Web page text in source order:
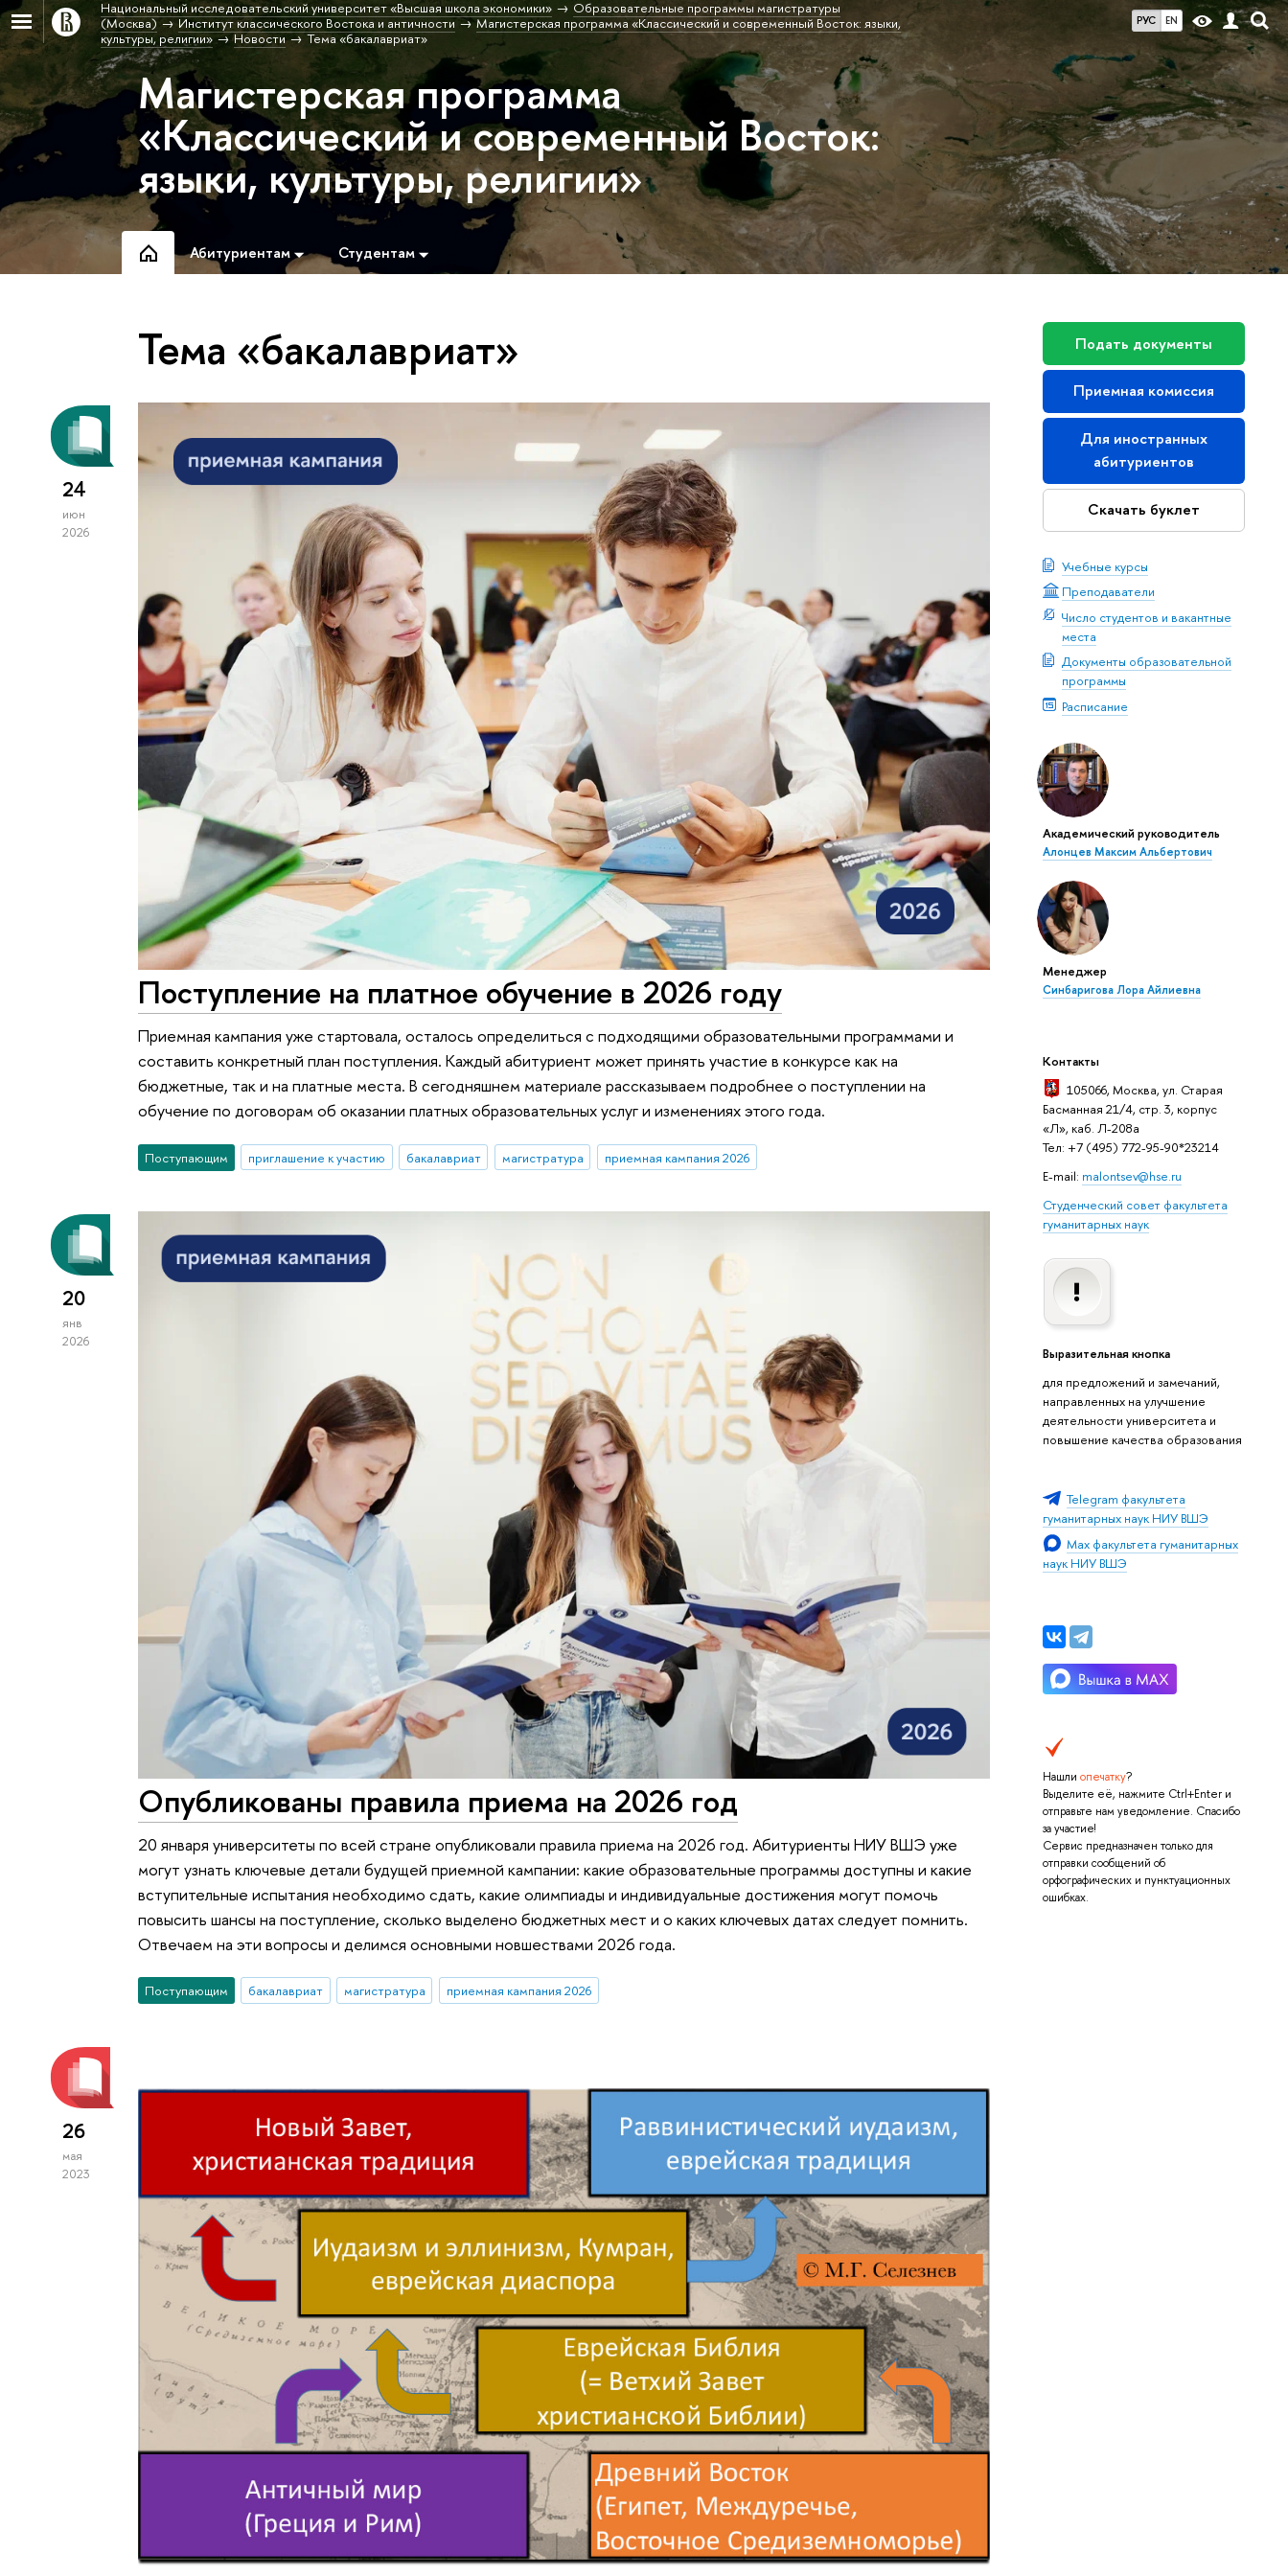
РУС EN
Национальный исследовательский университет «Высшая школа экономики»
Образовательные программы магистратуры
(Москва)
Институт классического Востока и античности
Магистерская программа «Классический и современный Восток: языки,
культуры, религии»
Новости Тема «бакалавриат»
Магистерская программа
«Классический и современный Восток:
языки, культуры, религии»
Абитуриентам Студентам
Подать документы
Приемная комиссия
Для иностранных
абитуриентов
Скачать буклет
Учебные курсы
Преподаватели
Число студентов и вакантные
места
Документы образовательной
программы
Расписание
Академический руководитель
Алонцев Максим Альбертович
Менеджер
Синбаригова Лора Айлиевна
Контакты
105066, Москва, ул. Старая
Басманная 21/4, стр. 3, корпус
«Л», каб. Л-208а
Тел: +7 (495) 772-95-90*23214
E-mail: malontsev@hse.ru
Студенческий совет факультета
гуманитарных наук
Выразительная кнопка
для предложений и замечаний,
направленных на улучшение
деятельности университета и
повышение качества образования
Telegram факультета
гуманитарных наук НИУ ВШЭ
Max факультета гуманитарных
наук НИУ ВШЭ
Нашли опечатку?
Выделите её, нажмите Ctrl+Enter и
отправьте нам уведомление. Спасибо
за участие!
Сервис предназначен только для
отправки сообщений об
орфографических и пунктуационных
ошибках.
Тема «бакалавриат»
24
июн
2026
Поступление на платное обучение в 2026 году
Приемная кампания уже стартовала, осталось определиться с подходящими образовательными программами и
составить конкретный план поступления. Каждый абитуриент может принять участие в конкурсе как на
бюджетные, так и на платные места. В сегодняшнем материале рассказываем подробнее о поступлении на
обучение по договорам об оказании платных образовательных услуг и изменениях этого года.
Поступающим приглашение к участию бакалавриат магистратура приемная кампания 2026
20
янв
2026
Опубликованы правила приема на 2026 год
20 января университеты по всей стране опубликовали правила приема на 2026 год. Абитуриенты НИУ ВШЭ уже
могут узнать ключевые детали будущей приемной кампании: какие образовательные программы доступны и какие
вступительные испытания необходимо сдать, какие олимпиады и индивидуальные достижения могут помочь
повысить шансы на поступление, сколько выделено бюджетных мест и о каких ключевых датах следует помнить.
Отвечаем на эти вопросы и делимся основными новшествами 2026 года.
Поступающим бакалавриат магистратура приемная кампания 2026
26
мая
2023